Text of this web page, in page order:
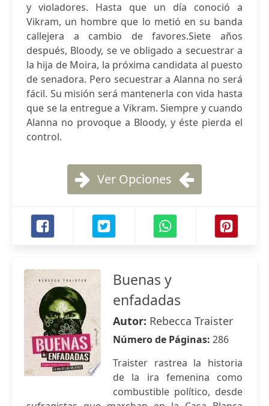
y violadores. Hasta que un día conoció a
Vikram, un hombre que lo metió en su banda
callejera a cambio de favores.Siete años
después, Bloody, se ve obligado a secuestrar a
la hija de Moira, la próxima candidata al puesto
de senadora. Pero secuestrar a Alanna no será
fácil. Su misión será mantenerla con vida hasta
que se la entregue a Vikram. Siempre y cuando
Alanna no provoque a Bloody, y éste pierda el
control.
Ver Opciones
Buenas y
enfadadas
Autor: Rebecca Traister
Número de Páginas: 286
Traister rastrea la historia
de la ira femenina como
combustible político, desde